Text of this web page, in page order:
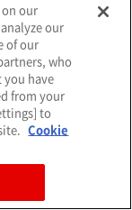
our
our
of our
who
have
from your
to
Cookie